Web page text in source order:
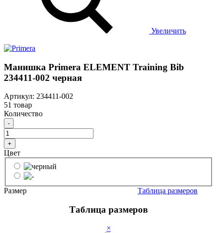
Увеличить
Манишка Primera ELEMENT Training Bib
234411-002 черная
Артикул: 234411-002
51 товар
Количество
-
+
Цвет
Размер Таблица размеров
Таблица размеров
×